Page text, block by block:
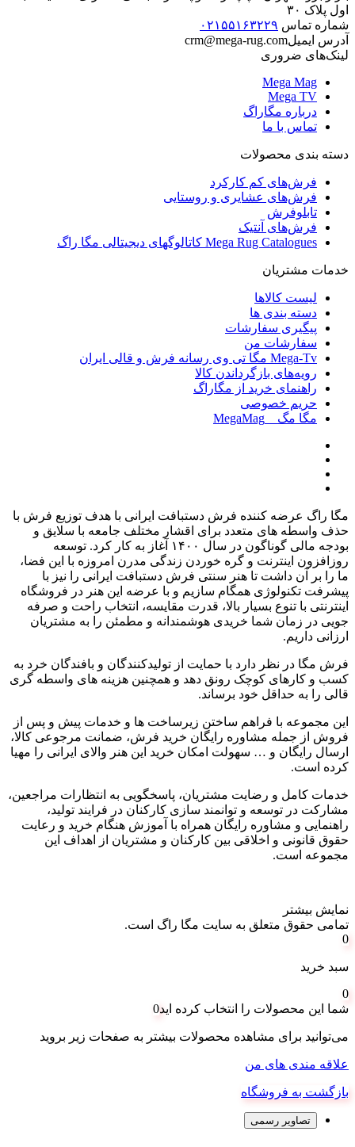
اول پلاک ۳۰
شماره تماس ۰۲۱۵۵۱۶۳۲۲۹
آدرس ایمیلcrm@mega-rug.com
لینک‌های ضروری
Mega Mag
Mega TV
درباره مگاراگ
تماس با ما
دسته بندی محصولات
فرش‌های کم کارکرد
فرش‌های عشایری و روستایی
تابلوفرش
فرش‌های آنتیک
Mega Rug Catalogues کاتالوگهای دیجیتالی مگا راگ
خدمات مشتریان
لیست کالاها
دسته بندی ها
پیگیری سفارشات
سفارشات من
Mega-Tv مگا تی وی رسانه فرش و قالی ایران
رویه‌های بازگرداندن کالا
راهنمای خرید از مگاراگ
حریم خصوصی
مگا مگ _ MegaMag
مگا راگ عرضه کننده فرش دستبافت ایرانی با هدف توزیع فرش با
حذف واسطه های متعدد برای اقشار مختلف جامعه با سلایق و
بودجه مالی گوناگون در سال
آغاز به کار کرد. توسعه
روزافزون اینترنت و گره خوردن زندگی مدرن امروزه با این فضا،
ما را بر آن داشت تا هنر سنتی فرش دستبافت ایرانی را نیز با
پیشرفت تکنولوژی همگام سازیم و با عرضه این هنر در فروشگاه
اینترنتی با تنوع بسیار بالا، قدرت مقایسه، انتخاب راحت و صرفه
جویی در زمان شما خریدی هوشمندانه و مطمئن را به مشتریان
ارزانی داریم.
فرش مگا در نظر دارد با حمایت از تولیدکنندگان و بافندگان خرد به
کسب و کارهای کوچک رونق دهد و همچنین هزینه های واسطه گری
قالی را به حداقل خود برساند.
این مجموعه با فراهم ساختن زیرساخت ها و خدمات پیش و پس از
فروش از جمله مشاوره رایگان خرید فرش، ضمانت مرجوعی کالا،
ارسال رایگان و … سهولت امکان خرید این هنر والای ایرانی را مهیا
کرده است.
خدمات کامل و رضایت مشتریان، پاسخگویی به انتظارات مراجعین،
مشارکت در توسعه و توانمند سازی کارکنان در فرایند تولید،
راهنمایی و مشاوره رایگان همراه با آموزش هنگام خرید و رعایت
حقوق قانونی و اخلاقی بین کارکنان و مشتریان از اهداف این
مجموعه است.
نمایش بیشتر
تمامی حقوق متعلق به سایت مگا راگ است.
0
سبد خرید
0
شما این محصولات را انتخاب کرده اید0
می‌توانید برای مشاهده محصولات بیشتر به صفحات زیر بروید
علاقه مندی های من
بازگشت به فروشگاه
تصاویر رسمی